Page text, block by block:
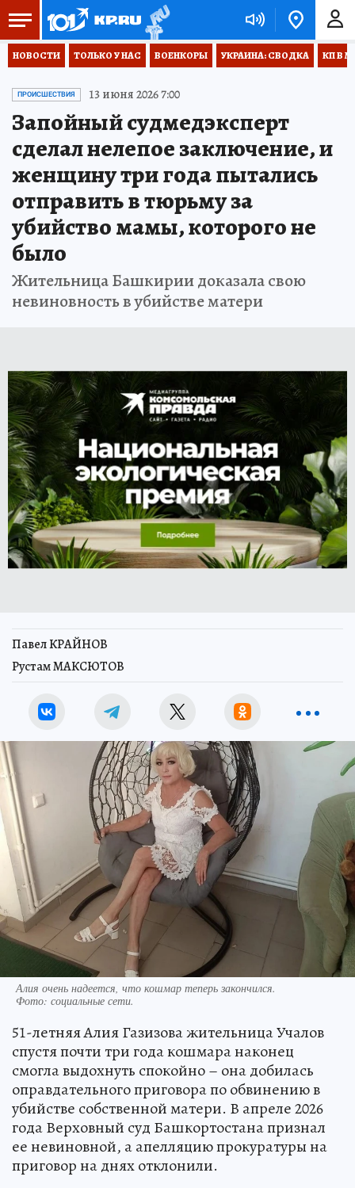
НОВОСТИ ТОЛЬКО У НАС ВОЕНКОРЫ УКРАИНА: СВОДКА КП В
ПРОИСШЕСТВИЯ 13 июня 2026 7:00
Запойный судмедэксперт
сделал нелепое заключение, и
женщину три года пытались
отправить в тюрьму за
убийство мамы, которого не
было
Жительница Башкирии доказала свою
невиновность в убийстве матери
Павел КРАЙНОВ
Рустам МАКСЮТОВ
Алия очень надеется, что кошмар теперь закончился.
Фото: социальные сети.
51-летняя Алия Газизова жительница Учалов
спустя почти три года кошмара наконец
смогла выдохнуть спокойно – она добилась
оправдательного приговора по обвинению в
убийстве собственной матери. В апреле 2026
года Верховный суд Башкортостана признал
ее невиновной, а апелляцию прокуратуры на
приговор на днях отклонили.